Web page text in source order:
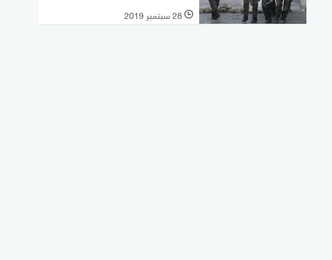
l 28 سبتمبر 2019